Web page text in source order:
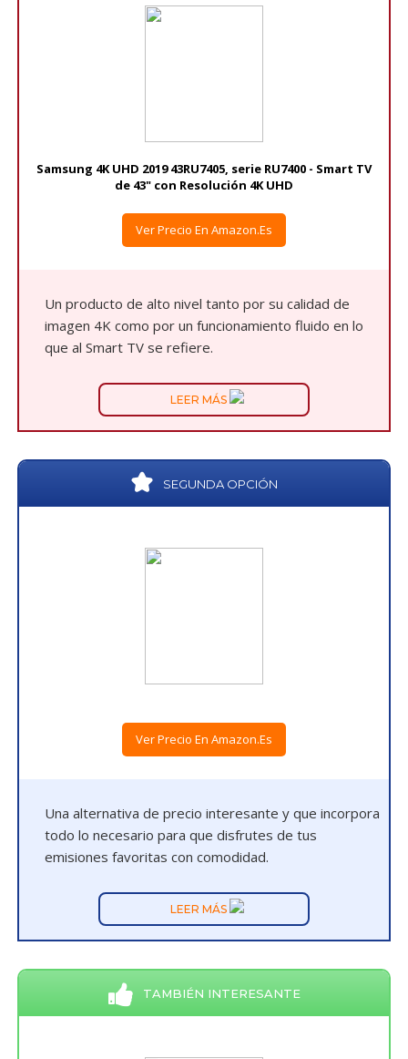
Samsung 4K UHD 2019 43RU7405, serie RU7400 - Smart TV
de 43" con Resolución 4K UHD
Ver Precio En Amazon.es
Un producto de alto nivel tanto por su calidad de
imagen 4K como por un funcionamiento fluido en lo
que al Smart TV se refiere.
LEER MÁS
SEGUNDA OPCIÓN
Ver Precio En Amazon.es
Una alternativa de precio interesante y que incorpora
todo lo necesario para que disfrutes de tus
emisiones favoritas con comodidad.
LEER MÁS
TAMBIÉN INTERESANTE